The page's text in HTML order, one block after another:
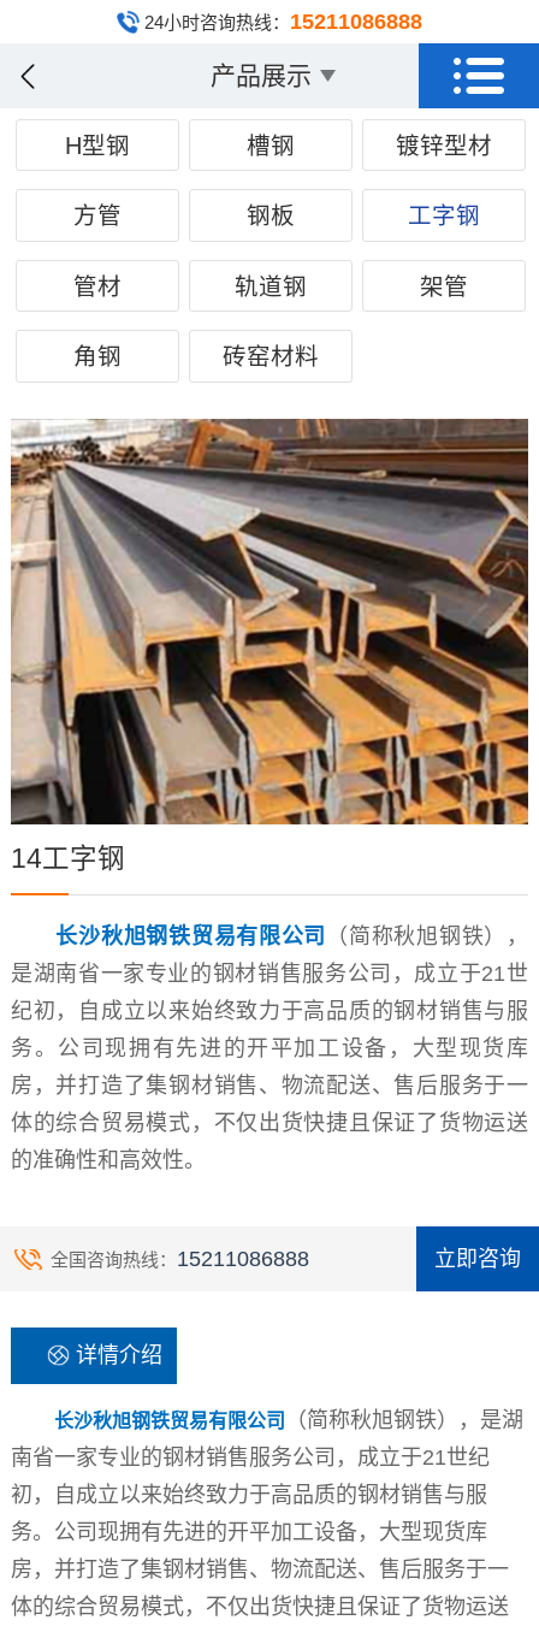
24小时咨询热线： 15211086888
产品展示
H型钢 槽钢 镀锌型材
方管 钢板 工字钢
管材 轨道钢 架管
角钢 砖窑材料
14工字钢
长沙秋旭钢铁贸易有限公司
（简称秋旭钢铁），
是湖南省一家专业的钢材销售服务公司，成立于21世
纪初，自成立以来始终致力于高品质的钢材销售与服
务。公司现拥有先进的开平加工设备，大型现货库
房，并打造了集钢材销售、物流配送、售后服务于一
体的综合贸易模式，不仅出货快捷且保证了货物运送
的准确性和高效性。
全国咨询热线： 15211086888 立即咨询
详情介绍
长沙秋旭钢铁贸易有限公司
（简称秋旭钢铁），是湖
南省一家专业的钢材销售服务公司，成立于21世纪
初，自成立以来始终致力于高品质的钢材销售与服
务。公司现拥有先进的开平加工设备，大型现货库
房，并打造了集钢材销售、物流配送、售后服务于一
体的综合贸易模式，不仅出货快捷且保证了货物运送